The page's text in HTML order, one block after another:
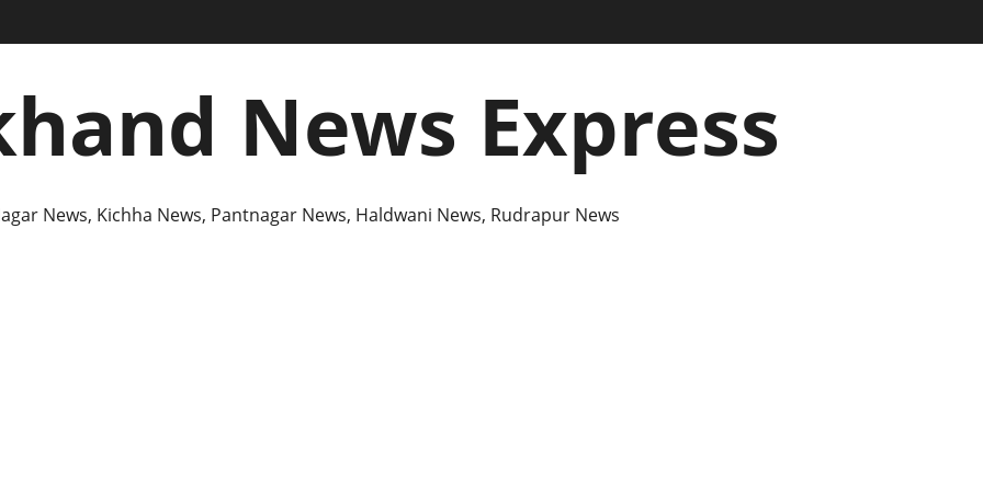
News Express
News, Kichha News, Pantnagar News, Haldwani News, Rudrapur News